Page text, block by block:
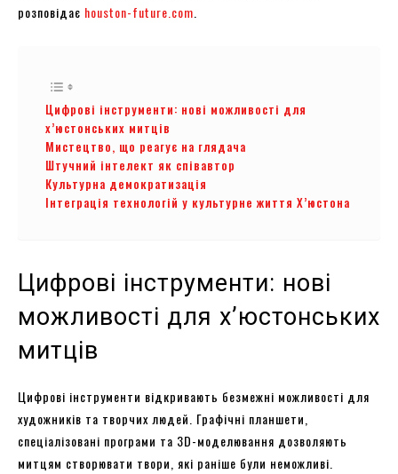
розповідає houston-future.com
Цифрові інструменти: нові можливості для
х’юстонських митців
Мистецтво, що реагує на глядача
Штучний інтелект як співавтор
Культурна демократизація
Інтеграція технологій у культурне життя Х’юстона
Цифрові інструменти: нові
можливості для х’юстонських
митців
Цифрові інструменти відкривають безмежні можливості для
художників та творчих людей. Графічні планшети,
спеціалізовані програми та 3D-моделювання дозволяють
митцям створювати твори, які раніше були неможливі.